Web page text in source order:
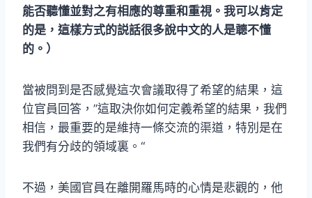
能否聽懂並對之有相應的尊重和重視。我可以肯定
的是，這樣方式的説話很多說中文的人是聼不懂
的。）
當被問到是否感覺這次會議取得了希望的結果，這
位官員回答，”這取決你如何定義希望的結果，我們
相信，最重要的是維持一條交流的渠道，特別是在
我們有分歧的領域裏。“
不過，美國官員在離開羅馬時的心情是悲觀的，他